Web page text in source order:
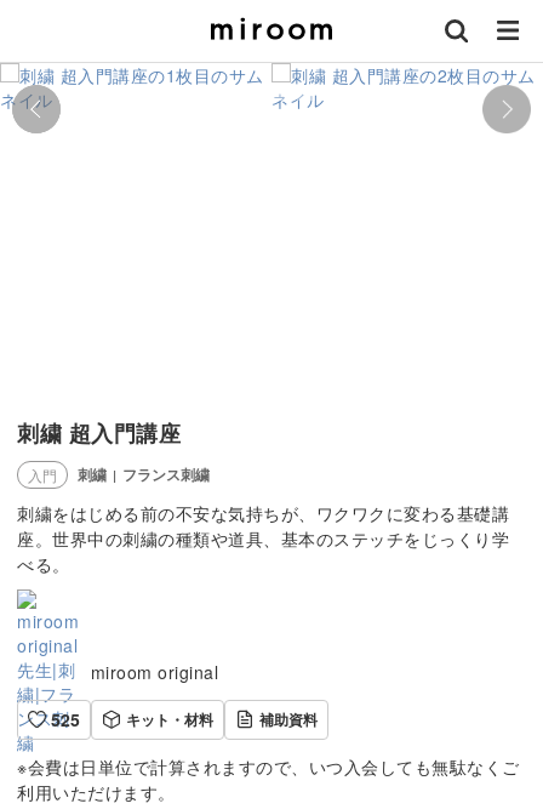
刺繍 超入門講座
入門 刺繍 | フランス刺繍
刺繍をはじめる前の不安な気持ちが、ワクワクに変わる基礎講
座。世界中の刺繍の種類や道具、基本のステッチをじっくり学
べる。
miroom original
525
キット・材料 補助資料
※会費は日単位で計算されますので、いつ入会しても無駄なくご
利用いただけます。